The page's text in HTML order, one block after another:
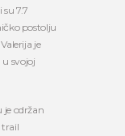
su 7.7
postolju
je
svojoj
je održan
trail